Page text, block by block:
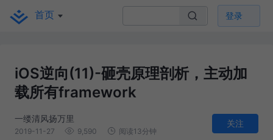
首页 登录
iOS逆向(11)-砸壳原理剖析，主动加
载所有framework
一缕清风扬万里
2019-11-27 9,590 阅读13分钟
关注